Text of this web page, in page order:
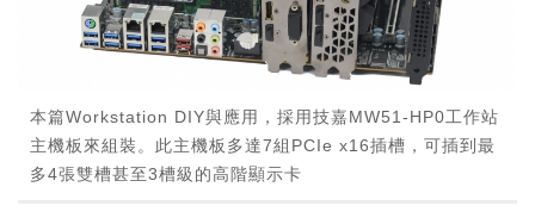
本篇Workstation DIY與應用，採用技嘉MW51-HP0工作站
主機板來組裝。此主機板多達7組PCIe x16插槽，可插到最
多4張雙槽甚至3槽級的高階顯示卡